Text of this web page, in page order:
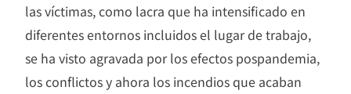
las víctimas, como lacra que ha intensificado en
diferentes entornos incluidos el lugar de trabajo,
se ha visto agravada por los efectos pospandemia,
los conflictos y ahora los incendios que acaban